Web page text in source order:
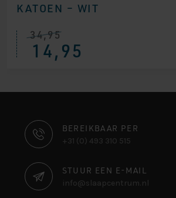
KATOEN – WIT
34,95
14,95
CONTACT
INFORMATIE
BEREIKBAAR PER
+31 (0) 493 310 515
STUUR EEN E-MAIL
info@slaapcentrum.nl